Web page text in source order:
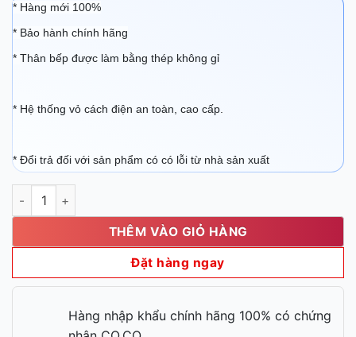
* Hàng mới 100%
* Bảo hành chính hãng
* Thân bếp được làm bằng thép không gỉ
* Hệ thống vỏ cách điện an toàn, cao cấp.
* Đổi trả đối với sản phẩm có có lỗi từ nhà sản xuất
Bếp chiên nhúng điện đơn Berjaya DF23S1B-17 số lượng
THÊM VÀO GIỎ HÀNG
Đặt hàng ngay
Hàng nhập khẩu chính hãng 100% có chứng